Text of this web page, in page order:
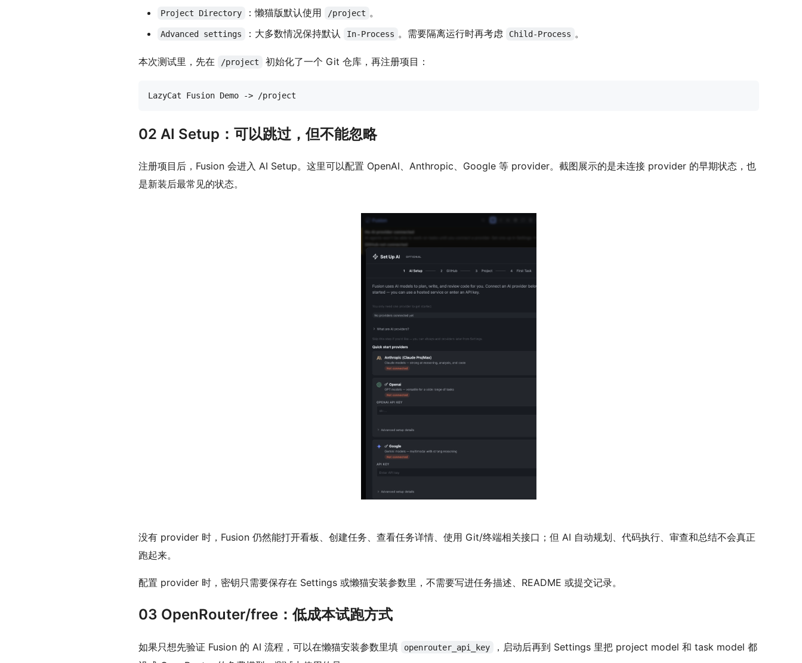
Project Directory ：懒猫版默认使用 /project 。
Advanced settings ：大多数情况保持默认 In-Process 。需要隔离运行时再考虑 Child-Process 。
本次测试里，先在 /project 初始化了一个 Git 仓库，再注册项目：
02 AI Setup：可以跳过，但不能忽略
注册项目后，Fusion 会进入 AI Setup。这里可以配置 OpenAI、Anthropic、Google 等 provider。截图展示的是未连接 provider 的早期状态，也
是新装后最常见的状态。
没有 provider 时，Fusion 仍然能打开看板、创建任务、查看任务详情、使用 Git/终端相关接口；但 AI 自动规划、代码执行、审查和总结不会真正
跑起来。
配置 provider 时，密钥只需要保存在 Settings 或懒猫安装参数里，不需要写进任务描述、README 或提交记录。
03 OpenRouter/free：低成本试跑方式
如果只想先验证 Fusion 的 AI 流程，可以在懒猫安装参数里填 openrouter_api_key
，启动后再到 Settings 里把 project model 和 task model 都